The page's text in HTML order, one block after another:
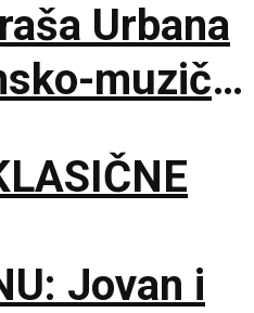
Urbana
muzički
Jovan i